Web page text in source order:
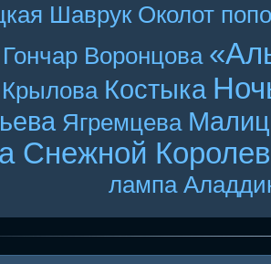
Шаврук Околот
Воронцова
Крылова Костыка
Ягремцева
Снежной
лампа